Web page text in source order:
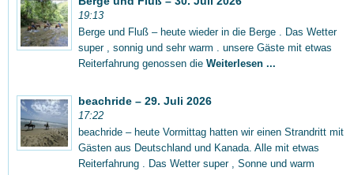
19:13
Berge und Fluß – heute wieder in die Berge . Das Wetter
super , sonnig und sehr warm . unsere Gäste mit etwas
Reiterfahrung genossen die Weiterlesen ...
beachride – 29. Juli 2026
17:22
beachride – heute Vormittag hatten wir einen Strandritt mit
Gästen aus Deutschland und Kanada. Alle mit etwas
Reiterfahrung . Das Wetter super , Sonne und warm